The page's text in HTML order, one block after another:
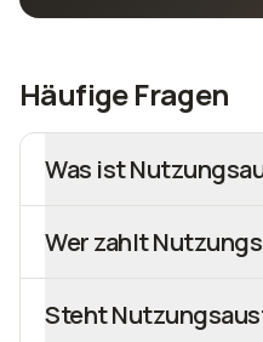
Häufige Fragen
Was ist
Wer zahlt
Steht